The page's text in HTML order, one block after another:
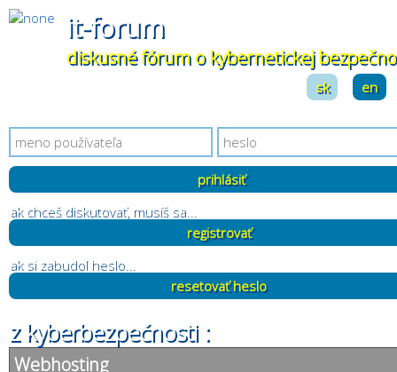
it-forum
diskusné fórum o kybernetickej
sk en
ak chceš diskutovať, musíš sa...
registrovať
ak si zabudol heslo...
resetovať heslo
z kyberbezpečnosti :
Webhosting